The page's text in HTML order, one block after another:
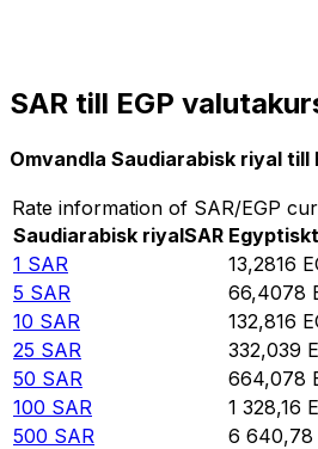
SAR till EGP
Omvandla Saudiarabisk riyal
Rate information of SAR/EGP
Saudiarabisk riyalSAR
1 SAR 13,2816
5 SAR 66,4078
10 SAR 132,816
25 SAR 332,039
50 SAR 664,078
100 SAR 1 328,16
500 SAR 6 640,78